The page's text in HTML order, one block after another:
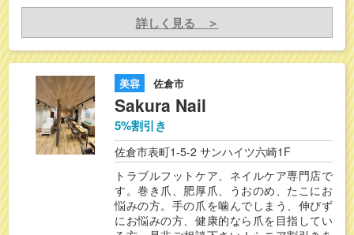
詳しく見る ＞
美容 佐倉市
Sakura Nail
5%割引き
佐倉市表町1-5-2 サンハイツ六崎1F
トラブルフットケア、ネイルケア専門店で
す。巻き爪、肥厚爪、うおのめ、たこにお
悩みの方。手の爪を噛んでしまう、伸びず
にお悩みの方、健康的なら爪を目指してい